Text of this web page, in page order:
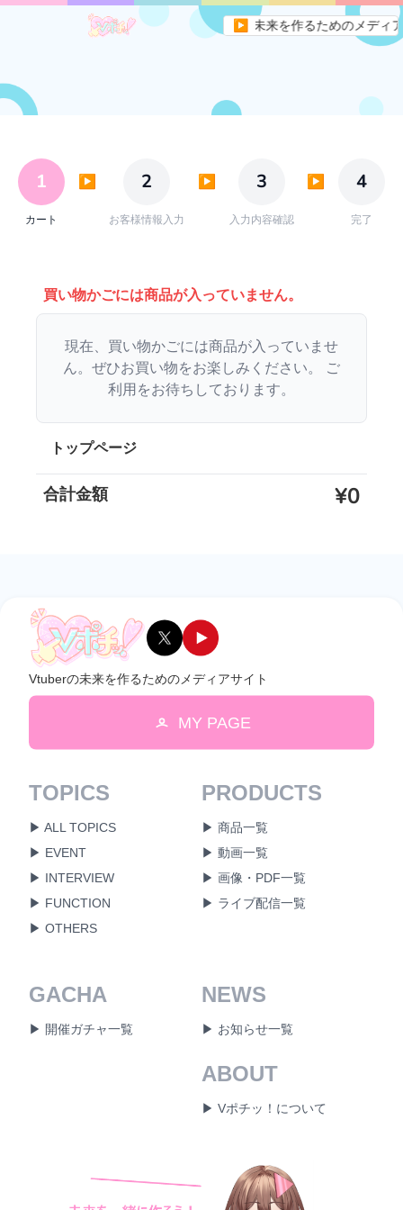
▶
Vポチッ！はVtuberの未来を作るためのメディア
1
カート
▶ 2
お客様情報入力
▶ 3
入力内容確認
▶ 4
完了
買い物かごには商品が入っていません。
現在、買い物かごには商品が入っていませ
ん。ぜひお買い物をお楽しみください。 ご
利用をお待ちしております。
トップページ
合計金額 ¥0
Vtuberの未来を作るためのメディアサイト
MY PAGE
TOPICS
▶ ALL TOPICS
▶ EVENT
▶ INTERVIEW
▶ FUNCTION
▶ OTHERS
PRODUCTS
▶ 商品一覧
▶ 動画一覧
▶ 画像・PDF一覧
▶ ライブ配信一覧
GACHA
▶ 開催ガチャ一覧
NEWS
▶ お知らせ一覧
ABOUT
▶ Vポチッ！について